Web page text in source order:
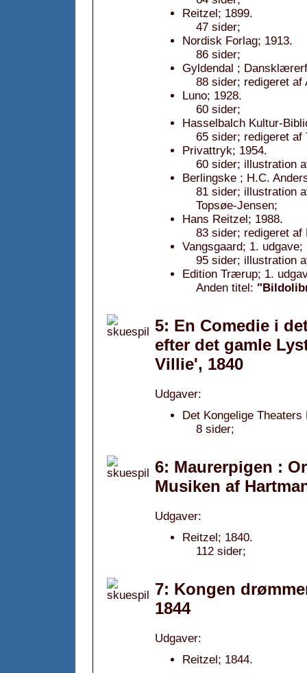
Reitzel; 1899.
47 sider;
Nordisk Forlag; 1913.
86 sider;
Gyldendal ;
88 sider; redigeret af
Luno; 1928.
60 sider;
Hasselbalch Kultur-
65 sider; redigeret af
Privattryk; 1954.
60 sider; illustration
Berlingske ; H.C.
81 sider; illustration
Topsøe-Jensen;
Hans Reitzel; 1988.
83 sider; redigeret af
Vangsgaard; 1. udgave;
95 sider; illustration
Edition Trærup; 1.
Anden titel:
5: En Comedie i
efter det gamle
Villie', 1840
Udgaver:
Det Kongelige
8 sider;
6: Maurerpigen :
Musiken af
Udgaver:
Reitzel; 1840.
112 sider;
7: Kongen
1844
Udgaver:
Reitzel; 1844.